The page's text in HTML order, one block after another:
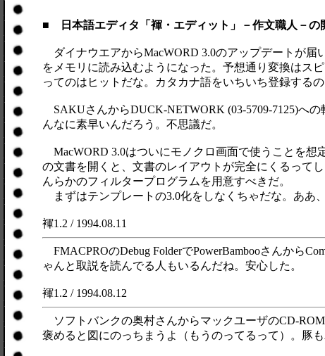
■ 日本語エディタ「褌・エディット」－作文職人－
ダイナウエアからMacWORD 3.0のアップデートが届
をメモリに読み込むようになった。予想通り変換はス
ってのはヒットだな。カタカナ語をいちいち登録する
SAKUさんからDUCK-NETWORK (03-5709-7125)へ
んなに素早いんだろう。不思議だ。
MacWORD 3.0はついにモノクロ画面で使うことを想
の文書を開くと、文書のレイアウトが完全にくるって
んらかのフィルタープログラムを用意すべきだ。
まずはテンプレートの3.0化をしなくちゃだな。ああ、
褌1.2 / 1994.08.11
FMACPROのDebug FolderでPowerBambooさんから
ゃんと取説を読んでる人もいるんだね。安心した。
褌1.2 / 1994.08.12
ソフトバンクの奥村さんからマックユーザのCD-
褒めると図にのっちまうよ（もうのってるって）。